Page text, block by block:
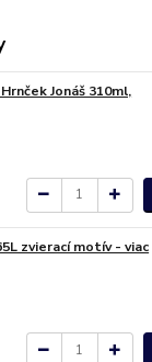
Jonáš 310ml,
zvierací motív - viac